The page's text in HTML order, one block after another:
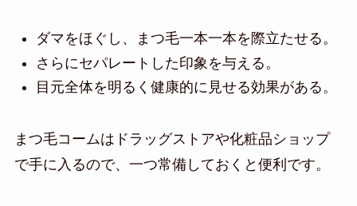
ダマをほぐし、まつ毛一本一本を際立たせる。
さらにセパレートした印象を与える。
目元全体を明るく健康的に見せる効果がある。
まつ毛コームはドラッグストアや化粧品ショップ
で手に入るので、一つ常備しておくと便利です。